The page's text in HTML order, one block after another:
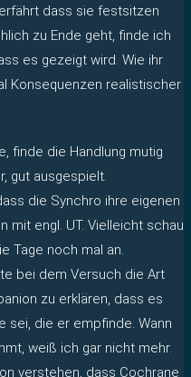
dass sie festsitzen
zu Ende geht, finde ich
es gezeigt wird. Wie ihr
Konsequenzen realistischer
finde die Handlung mutig
gut ausgespielt.
die Synchro ihre eigenen
mit engl. UT. Vielleicht schau
Tage noch mal an.
bei dem Versuch die Art
zu erklären, dass es
sei, die er empfinde. Wann
weiß ich gar nicht mehr.
verstehen, dass Cochrane